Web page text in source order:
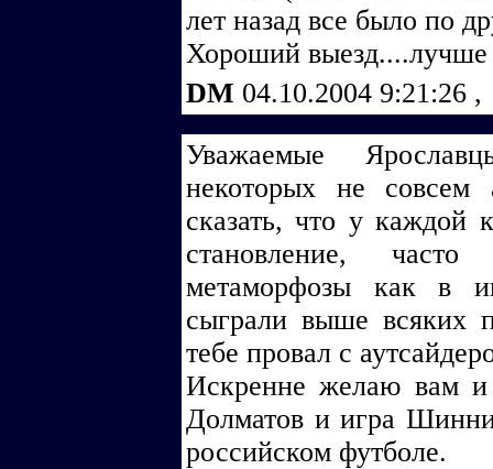
лет назад все было по
Хороший выезд....лучше
DM 04.10.2004 9:21:26 ,
Уважаемые
некоторых не совсем
сказать, что у каждой
становление,
метаморфозы как в
сыграли выше всяких
тебе провал с
Искренне желаю вам и
Долматов и игра
российском футболе.